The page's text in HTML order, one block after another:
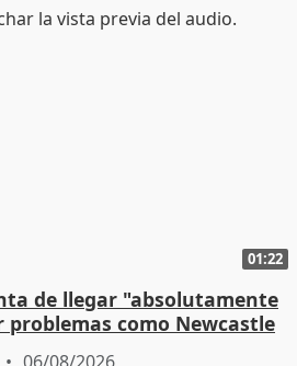
01:22
de llegar "absolutamente
como Newcastle